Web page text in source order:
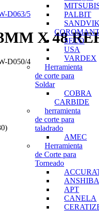
PALBIT
SANDVIK
SECO
USA
VARDEX
Herramienta
de corte para
Soldar
COBRA
CARBIDE
herramienta
de corte para
taladrado
AMEC
Herramienta
de Corte para
Torneado
ANSHIBA
APT
CANELA
D063/5
X 48
D050/4